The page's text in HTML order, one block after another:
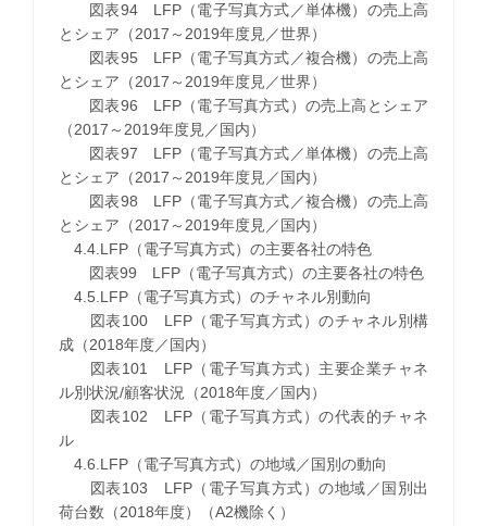
図表94 LFP（電子写真方式／単体機）の売上高
とシェア（2017～2019年度見／世界）
図表95 LFP（電子写真方式／複合機）の売上高
とシェア（2017～2019年度見／世界）
図表96 LFP（電子写真方式）の売上高とシェア
（2017～2019年度見／国内）
図表97 LFP（電子写真方式／単体機）の売上高
とシェア（2017～2019年度見／国内）
図表98 LFP（電子写真方式／複合機）の売上高
とシェア（2017～2019年度見／国内）
4.4.LFP（電子写真方式）の主要各社の特色
図表99 LFP（電子写真方式）の主要各社の特色
4.5.LFP（電子写真方式）のチャネル別動向
図表100 LFP（電子写真方式）のチャネル別構
成（2018年度／国内）
図表101 LFP（電子写真方式）主要企業チャネ
ル別状況/顧客状況（2018年度／国内）
図表102 LFP（電子写真方式）の代表的チャネ
ル
4.6.LFP（電子写真方式）の地域／国別の動向
図表103 LFP（電子写真方式）の地域／国別出
荷台数（2018年度）（A2機除く）